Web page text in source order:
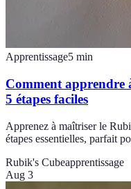
Apprentissage5 min
Comment apprendre
5 étapes faciles
Apprenez à maîtriser le
étapes essentielles, parfait
Rubik's Cubeapprentissage
Aug 3